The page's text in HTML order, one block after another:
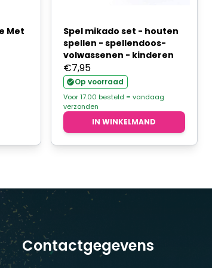
Met
Spel mikado set - houten
spellen - spellendoos-
volwassenen - kinderen
€7,95
Op voorraad
Voor 17.00 besteld = vandaag
verzonden
IN WINKELMAND
Contactgegevens